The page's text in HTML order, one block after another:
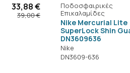
33,88 €
39,00 €
Ποδοσφαιρικές
Επικαλαμίδες
Nike Mercurial Lite
SuperLock Shin
DN3609636
Nike
DN3609-636